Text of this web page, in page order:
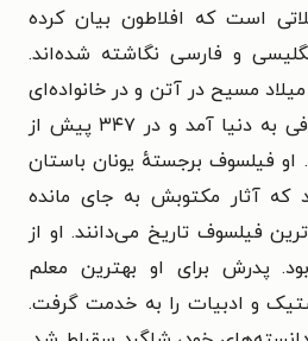
است که افلاطون بیان کرده
و فارسی نگاشته شده‌اند.
۴۲۷ پیش از میلاد مسیح در آتن و در خانواده‌ای
قدرتمند، سیاسی و اشرافی به دنیا آمد و در ۳۴۷ پیش از
او فیلسوف برجستهٔ یونان باستان
که آثار مکتوبش به جای مانده
فیلسوف تاریخ می‌دانند. او از
پدرش برای او بهترین معلم
و ادبیات را به خدمت گرفت.